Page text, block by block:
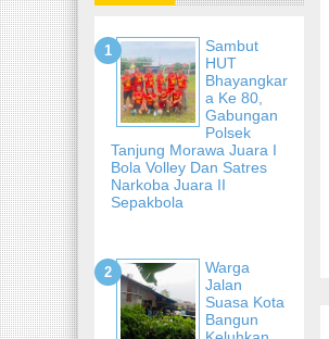
Sambut
HUT
Bhayangkar
A Ke 80,
Gabungan
Polsek
Tanjung Morawa Juara I
Bola Volley Dan Satres
Narkoba Juara II
Sepakbola
Warga
Jalan
Suasa Kota
Bangun